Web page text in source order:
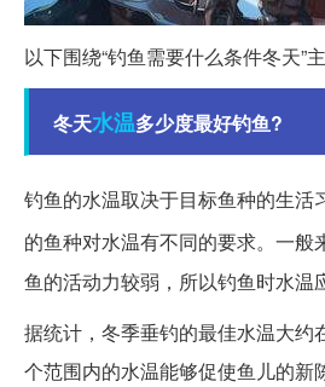
以下围绕“钓鱼需要什么条件冬天”
冬天水温多少度最好钓鱼?
钓鱼的水温取决于目标鱼种的生活
的鱼种对水温有不同的要求。一般
鱼的活动力较弱，所以钓鱼时水温
据统计，冬季垂钓的最佳水温大约
个范围内的水温能够促使鱼儿的新